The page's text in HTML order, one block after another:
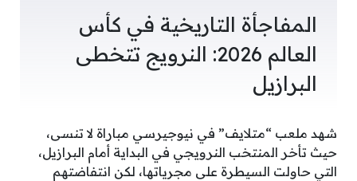
المفاجأة التاريخية في كأس
العالم 2026: النرويج تتخطى
البرازيل
شهد ملعب “متلايف” في نيوجيرسي مباراة لا تنسى،
حيث تأخر المنتخب النرويجي في البداية أمام البرازيل،
التي حاولت السيطرة على مجرياتها، لكن انتفاضتهم